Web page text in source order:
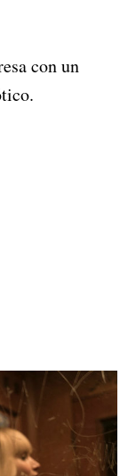
con un